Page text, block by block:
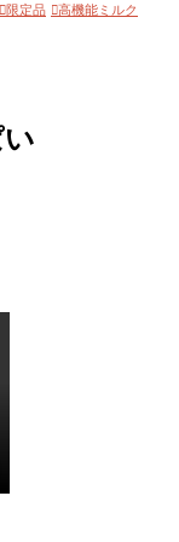
限定品 高機能ミルク